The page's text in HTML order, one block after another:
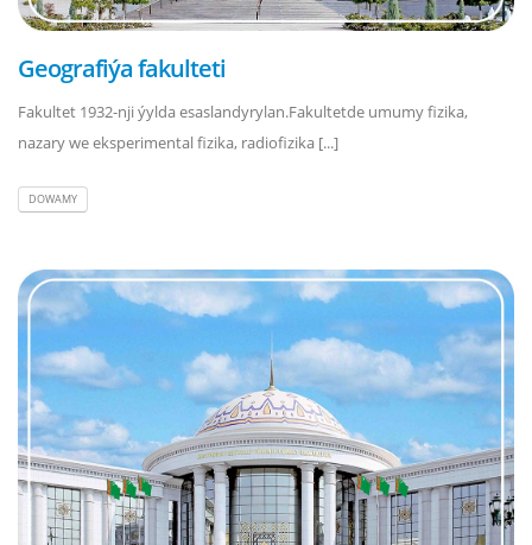
Geografiýa fakulteti
Fakultet 1932-nji ýylda esaslandyrylan.Fakultetde umumy fizika,
nazary we eksperimental fizika, radiofizika [...]
DOWAMY